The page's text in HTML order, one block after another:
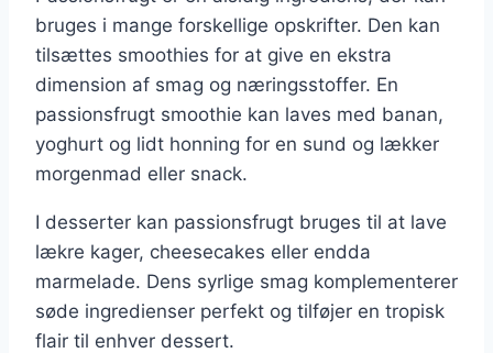
bruges i mange forskellige opskrifter. Den kan
tilsættes smoothies for at give en ekstra
dimension af smag og næringsstoffer. En
passionsfrugt smoothie kan laves med banan,
yoghurt og lidt honning for en sund og lækker
morgenmad eller snack.
I desserter kan passionsfrugt bruges til at lave
lækre kager, cheesecakes eller endda
marmelade. Dens syrlige smag komplementerer
søde ingredienser perfekt og tilføjer en tropisk
flair til enhver dessert.